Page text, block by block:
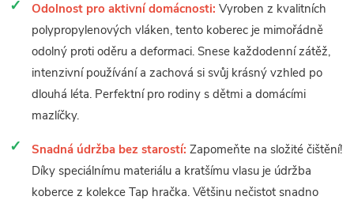
Odolnost pro aktivní domácnosti: Vyroben z kvalitních
polypropylenových vláken, tento koberec je mimořádně
odolný proti oděru a deformaci. Snese každodenní zátěž,
intenzivní používání a zachová si svůj krásný vzhled po
dlouhá léta. Perfektní pro rodiny s dětmi a domácími
mazlíčky.
Snadná údržba bez starostí: Zapomeňte na složité čištění!
Díky speciálnímu materiálu a kratšímu vlasu je údržba
koberce z kolekce Tap hračka. Většinu nečistot snadno